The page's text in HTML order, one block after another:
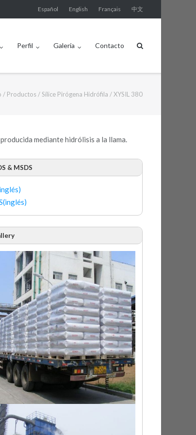
Español English Français 中文
Perfil Galería Contacto
/ Productos / Sílice Pirógena Hidrófila / XYSIL 380
mediante hidrólisis a la llama.
& MSDS